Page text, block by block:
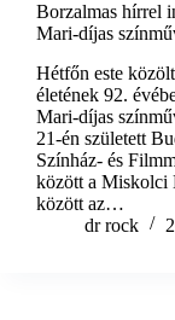
Borzalmas hírrel
Mari-díjas
Hétfőn este
életének 92.
Mari-díjas
21-én született
Színház- és
között a Miskolci
között az…
dr rock